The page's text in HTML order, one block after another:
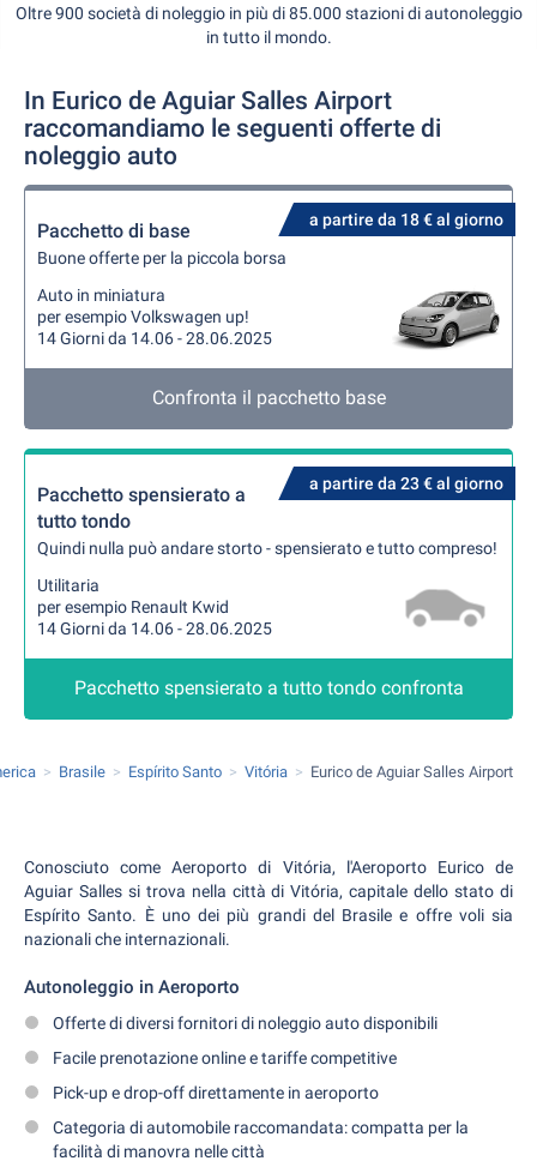
Oltre 900 società di noleggio in più di 85.000 stazioni di autonoleggio
in tutto il mondo.
In Eurico de Aguiar Salles Airport
raccomandiamo le seguenti offerte di
noleggio auto
a partire da 18 € al giorno
Pacchetto di base
Buone offerte per la piccola borsa
Auto in miniatura
per esempio Volkswagen up!
14 Giorni da 14.06 - 28.06.2025
Confronta il pacchetto base
a partire da 23 € al giorno
Pacchetto spensierato a
tutto tondo
Quindi nulla può andare storto - spensierato e tutto compreso!
Utilitaria
per esempio Renault Kwid
14 Giorni da 14.06 - 28.06.2025
Pacchetto spensierato a tutto tondo confronta
Brasile Espírito Santo Vitória Eurico de Aguiar Salles Airport
Conosciuto come Aeroporto di Vitória, l'Aeroporto Eurico de
Aguiar Salles si trova nella città di Vitória, capitale dello stato di
Espírito Santo. È uno dei più grandi del Brasile e offre voli sia
nazionali che internazionali.
Autonoleggio in Aeroporto
Offerte di diversi fornitori di noleggio auto disponibili
Facile prenotazione online e tariffe competitive
Pick-up e drop-off direttamente in aeroporto
Categoria di automobile raccomandata: compatta per la
facilità di manovra nelle città